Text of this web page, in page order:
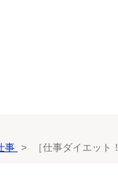
事 ［仕事ダイエッ